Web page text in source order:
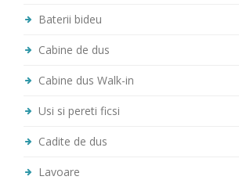
Baterii bideu
Cabine de dus
Cabine dus Walk-in
Usi si pereti ficsi
Cadite de dus
Lavoare